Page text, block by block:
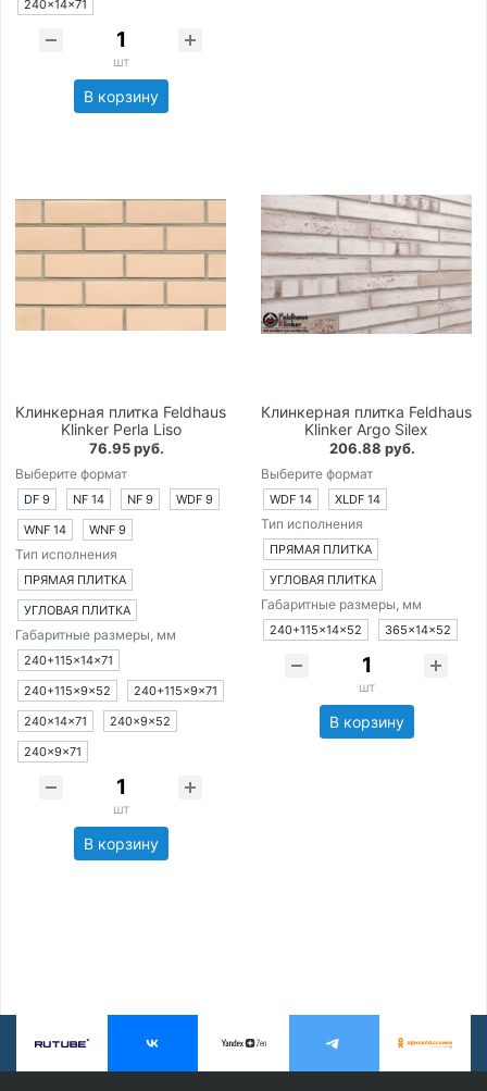
240×14×71
шт
В корзину
Клинкерная плитка Feldhaus
Klinker Perla Liso
76.95 руб.
Выберите формат
DF 9 NF 14 NF 9
WDF 9
WNF 14
WNF 9
Тип исполнения
ПРЯМАЯ ПЛИТКА
УГЛОВАЯ ПЛИТКА
Габаритные размеры, мм
240+115×14×71
240+115×9×52
240+115×9×71
240×14×71
240×9×52
240×9×71
шт
В корзину
Клинкерная плитка Feldhaus
Klinker Argo Silex
206.88 руб.
Выберите формат
WDF 14 XLDF 14
Тип исполнения
ПРЯМАЯ ПЛИТКА
УГЛОВАЯ ПЛИТКА
Габаритные размеры, мм
240+115×14×52 365×14×52
шт
В корзину